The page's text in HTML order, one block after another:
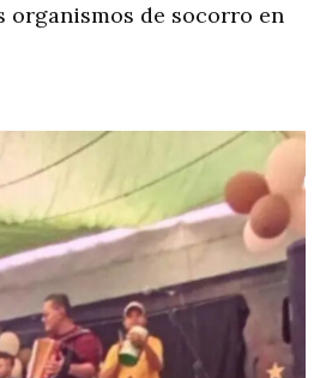
organismos de socorro en